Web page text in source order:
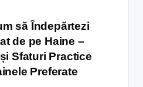
să Îndepărtezi
de pe Haine –
Sfaturi Practice
Preferate